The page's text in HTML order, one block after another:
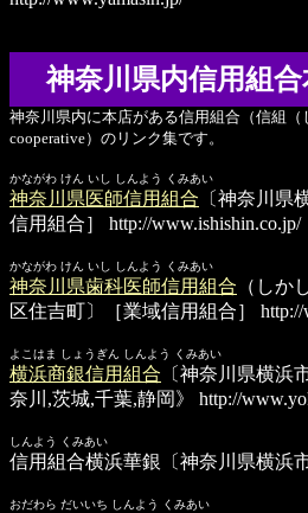
神奈川県内信用組合
神奈川県内に本店がある信用組合（信組（
cooperative）のリンク集です。
かながわ けん いし しんよう くみあい
神奈川県医師信用組合 〔神奈川県
信用組合］
http://www.ishishin.co.jp/
かながわ けん いし しんよう くみあい
神奈川県歯科医師信用組合 （しか
区住吉町〕［業域信用組合］
よこはま しょうぎん しんよう くみあい
横浜商銀信用組合 〔神奈川県横浜
奈川,茨城,千葉,静岡》
http://
しんよう くみあい
信用組合横浜華銀 〔神奈川県横浜
おだわら だいいち しんよう くみあい